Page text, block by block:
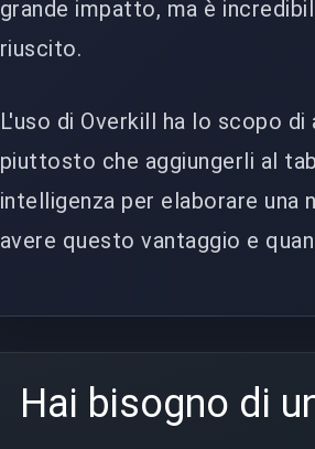
grande impatto, ma è
riuscito.
L'uso di Overkill ha lo scopo
piuttosto che aggiungerli al
intelligenza per elaborare una
avere questo vantaggio e
Hai bisogno di